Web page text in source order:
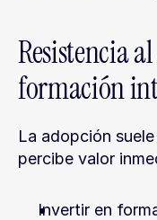
Resistencia
formación
La adopción
percibe valor
Invertir en